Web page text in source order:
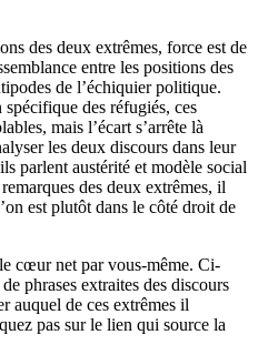
des deux extrêmes, force est de
entre les positions des
de l’échiquier politique.
des réfugiés, ces
mais l’écart s’arrête là
les deux discours dans leur
parlent austérité et modèle social
des deux extrêmes, il
est plutôt dans le côté droit de
cœur net par vous-même. Ci-
phrases extraites des discours
auquel de ces extrêmes il
pas sur le lien qui source la